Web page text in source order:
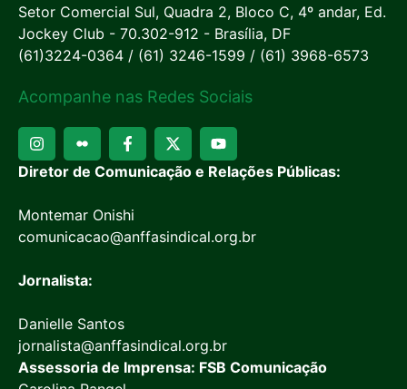
Setor Comercial Sul, Quadra 2, Bloco C, 4º andar, Ed.
Jockey Club - 70.302-912 - Brasília, DF
(61)3224-0364 / (61) 3246-1599 / (61) 3968-6573
Acompanhe nas Redes Sociais
Diretor de Comunicação e Relações Públicas:
Montemar Onishi
comunicacao@anffasindical.org.br
Jornalista:
Danielle Santos
jornalista@anffasindical.org.br
Assessoria de Imprensa: FSB Comunicação